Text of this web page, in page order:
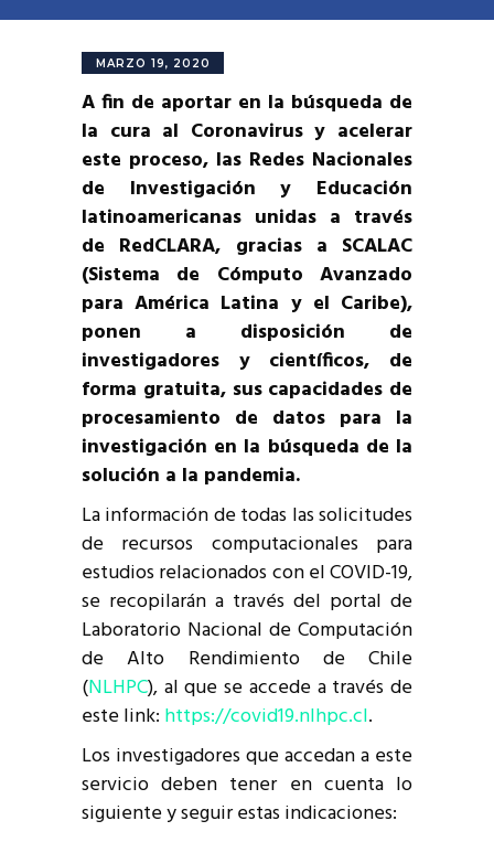
MARZO 19, 2020
A fin de aportar en la búsqueda de
la cura al Coronavirus y acelerar
este proceso, las Redes Nacionales
de Investigación y Educación
latinoamericanas unidas a través
de RedCLARA, gracias a SCALAC
(Sistema de Cómputo Avanzado
para América Latina y el Caribe),
ponen a disposición de
investigadores y científicos, de
forma gratuita, sus capacidades de
procesamiento de datos para la
investigación en la búsqueda de la
solución a la pandemia.
La información de todas las solicitudes
de recursos computacionales para
estudios relacionados con el COVID-19,
se recopilarán a través del portal de
Laboratorio Nacional de Computación
de Alto Rendimiento de Chile
(NLHPC), al que se accede a través de
este link: https://covid19.nlhpc.cl.
Los investigadores que accedan a este
servicio deben tener en cuenta lo
siguiente y seguir estas indicaciones: